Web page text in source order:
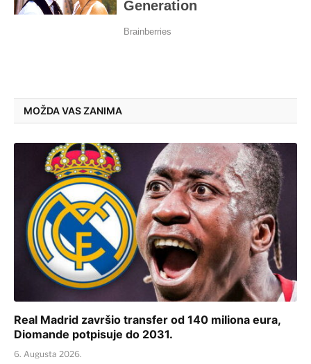
MOŽDA VAS ZANIMA
Real Madrid završio transfer od 140 miliona eura,
Diomande potpisuje do 2031.
6. Augusta 2026.